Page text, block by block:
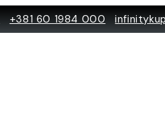
+381 60 1984 000